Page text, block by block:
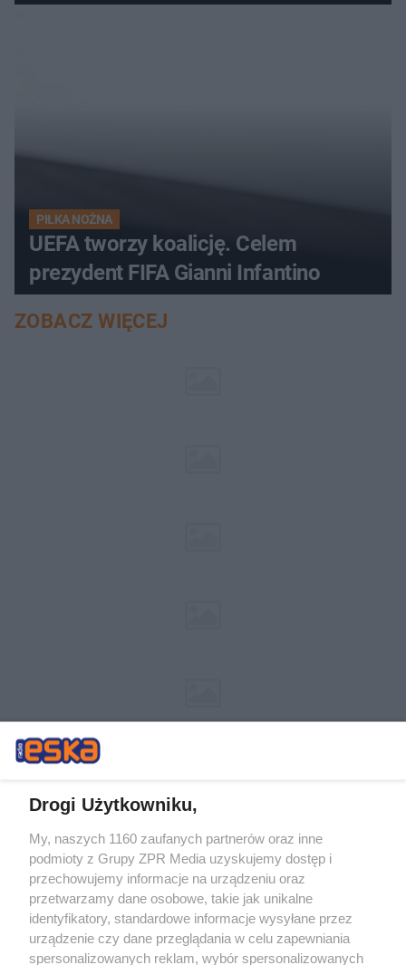
PIŁKA NOŻNA
UEFA tworzy koalicję. Celem
prezydent FIFA Gianni Infantino
ZOBACZ WIĘCEJ
Żaden utwór zamieszczony w serwisie nie może być powielany i
rozpowszechniany lub dalej rozpowszechniany w jakikolwiek sposób (w
tym także elektroniczny lub mechaniczny) na jakimkolwiek polu
eksploatacji w jakiejkolwiek formie, włącznie z umieszczaniem w
Internecie bez pisemnej zgody właściciela praw. Jakiekolwiek użycie lub
wykorzystanie utworów w całości lub w części z naruszeniem prawa,
tzn. bez właściwej zgody, jest zabronione pod groźbą kary i może być
ścigane prawnie.
Drogi Użytkowniku,
My, naszych 1160 zaufanych partnerów oraz inne
podmioty z Grupy ZPR Media uzyskujemy dostęp i
przechowujemy informacje na urządzeniu oraz
przetwarzamy dane osobowe, takie jak unikalne
identyfikatory, standardowe informacje wysyłane przez
urządzenie czy dane przeglądania w celu zapewniania
spersonalizowanych reklam, wybór spersonalizowanych